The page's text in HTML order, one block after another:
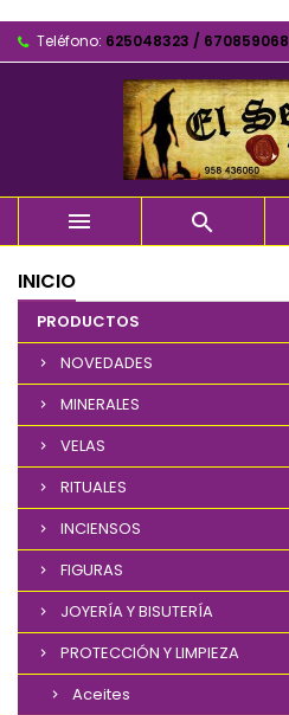
Teléfono: 625048323 / 670859068
 
INICIO
PRODUCTOS
NOVEDADES
MINERALES
VELAS
RITUALES
INCIENSOS
FIGURAS
JOYERÍA Y BISUTERÍA
PROTECCIÓN Y LIMPIEZA
Aceites